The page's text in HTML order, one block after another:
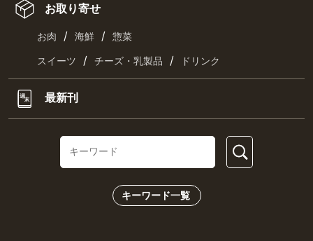
お取り寄せ
お肉 / 海鮮 / 惣菜
スイーツ / チーズ・乳製品 / ドリンク
最新刊
キーワード一覧